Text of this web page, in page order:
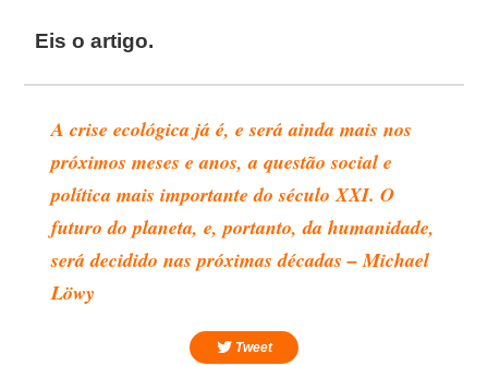
Eis o artigo.
A crise ecológica já é, e será ainda mais nos
próximos meses e anos, a questão social e
política mais importante do século XXI. O
futuro do planeta, e, portanto, da humanidade,
será decidido nas próximas décadas – Michael
Löwy
Tweet